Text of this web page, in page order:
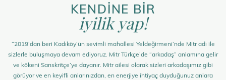
KENDİNE BİR
iyilik yap!
“2019’dan beri Kadıköy’ün sevimli mahallesi Yeldeğirmeni’nde Mitr adı ile
sizlerle buluşmaya devam ediyoruz. Mitr Türkçe’de “arkadaş” anlamına gelir
ve kökeni Sanskritçe’ye dayanır. Mitr ailesi olarak sizleri arkadaşımız gibi
görüyor ve en keyifli anlarınızdan, en enerjiye ihtiyaç duyduğunuz anlara